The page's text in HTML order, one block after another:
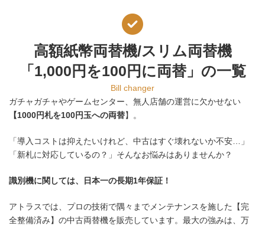
外観が綺麗でも、内部の消耗品は確実に劣
化しています。特にお札を運ぶ「タイミン
グベルト」は、5〜7年で必ず交換が必要な
パーツです。 このベルトは劣化で、徐々に
「伸びて」しまいます。
格安の中古品はこうした部品交換を怠って
いるため、買った当初は動いても、
わずか1
出し時の詰まり」が頻発するのです。
の「故障した時」ではないでしょうか。
圧倒的な「部品ストック」（迅速な部品
メーカー供給終了部品の「自社修理・製
造」技術
特定・説明するノウハウ」
両替機の停止は、お店の売上と信用に直結
高額紙幣両替機/スリム両替機
「1,000円を100円に両替」の一覧
Bill changer
ガチャガチャやゲームセンター、無人店舗の運営に欠かせない
【1000円札を100円玉への両替】。
「導入コストは抑えたいけれど、中古はすぐ壊れないか不安…」
「新札に対応しているの？」そんなお悩みはありませんか？
識別機に関しては、日本一の長期1年保証！
アトラスでは、プロの技術で隅々までメンテナンスを施した【完
全整備済み】の中古両替機を販売しています。最大の強みは、万